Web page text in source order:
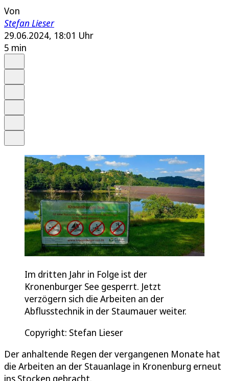
Von
Stefan Lieser
29.06.2024, 18:01 Uhr
5 min
Im dritten Jahr in Folge ist der
Kronenburger See gesperrt. Jetzt
verzögern sich die Arbeiten an der
Abflusstechnik in der Staumauer weiter.
Copyright: Stefan Lieser
Der anhaltende Regen der vergangenen Monate hat
die Arbeiten an der Stauanlage in Kronenburg erneut
ins Stocken gebracht.